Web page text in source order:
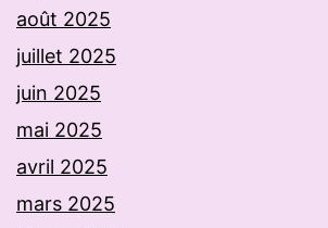
août 2025
juillet 2025
juin 2025
mai 2025
avril 2025
mars 2025